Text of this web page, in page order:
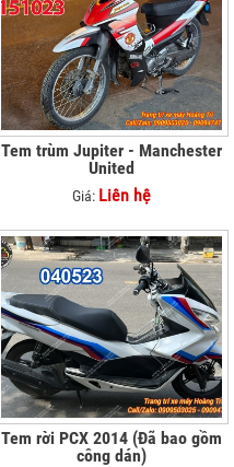
Tem trùm Jupiter - Manchester
United
Giá: Liên hệ
Tem rời PCX 2014 (Đã bao gồm
công dán)